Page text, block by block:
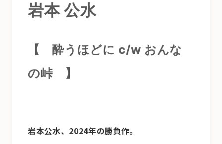
岩本 公水
【 酔うほどに c/w おんな
の峠
】
岩本公水、2024年の勝負作。